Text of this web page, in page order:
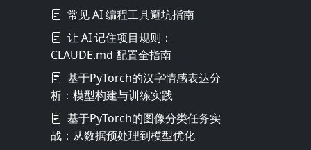
常见 AI 编程工具避坑指南
让 AI 记住项目规则：
CLAUDE.md 配置全指南
基于PyTorch的汉字情感表达分
析：模型构建与训练实践
基于PyTorch的图像分类任务实
战：从数据预处理到模型优化